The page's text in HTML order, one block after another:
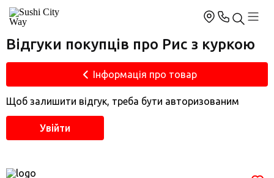
Відгуки покупців про Рис з куркою
Інформація про товар
Щоб залишити відгук, треба бути авторизованим
Увійти